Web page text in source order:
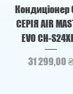
Кондиціонер
СЕРІЯ AIR
EVO CH-
Ціна
31 299,00 ₴